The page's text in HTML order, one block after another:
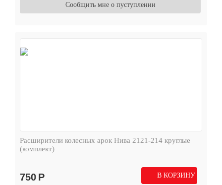
Сообщить мне о пуступлении
Расширители колесных арок Нива 2121-214 круглые
(комплект)
750 Р В КОРЗИНУ